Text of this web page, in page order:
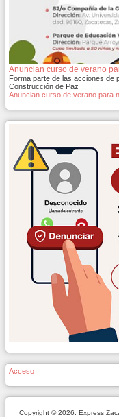
Anuncian curso de verano
Forma parte de las acciones de
Construcción de Paz
Anuncian curso de verano para
Acceso
Copyright © 2026. Express